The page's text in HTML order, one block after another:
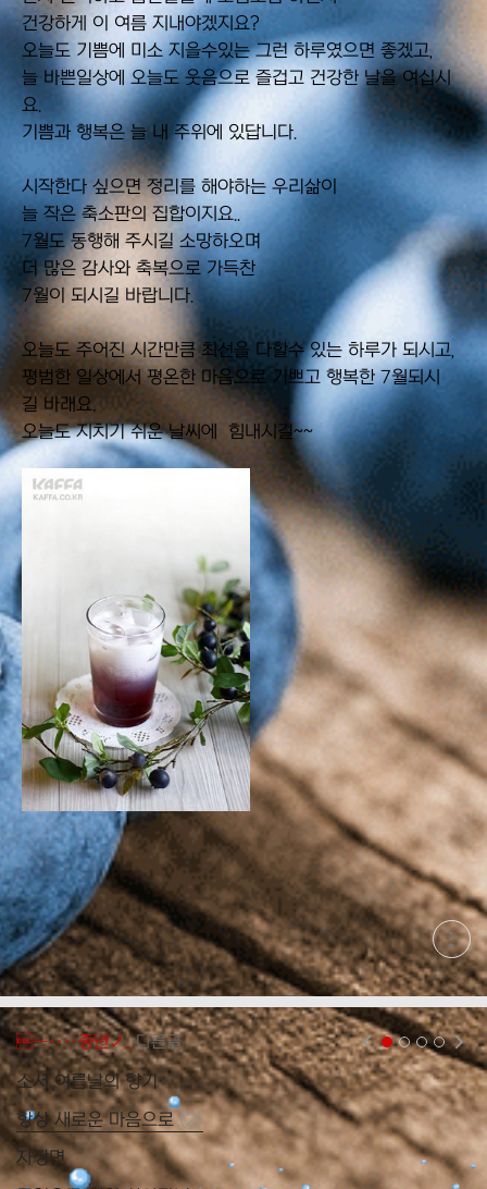
건강하게 이 여름 지내야겠지요?
오늘도 기쁨에 미소 지을수있는 그런 하루였으면 좋겠고,
늘 바쁜일상에 오늘도 웃음으로 즐겁고 건강한 날을 여십시
요.
기쁨과 행복은 늘 내 주위에 있답니다.
시작한다 싶으면 정리를 해야하는 우리삶이
늘 작은 축소판의 집합이지요..
7월도 동행해 주시길 소망하오며
더 많은 감사와 축복으로 가득찬
7월이 되시길 바랍니다.
오늘도 주어진 시간만큼 최선을 다할수 있는 하루가 되시고,
평범한 일상에서 평온한 마음으로 기쁘고 행복한 7월되시
길 바래요.
오늘도 지치기 쉬운 날씨에 힘내시길~~
현
재
게
시
글
추
가
기
능
열
기
―····중년ノ..다른글
소서 여름날의 향기
항상 새로운 마음으로 댓
글
(2)
자장면